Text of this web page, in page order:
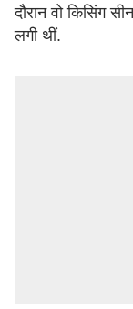
दौरान वो किसिंग
लगी थीं.